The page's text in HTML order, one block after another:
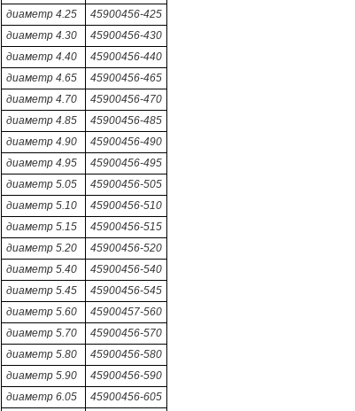
диаметр 4.25
45900456-425
диаметр 4.30
45900456-430
диаметр 4.40
45900456-440
диаметр 4.65
45900456-465
диаметр 4.70
45900456-470
диаметр 4.85
45900456-485
диаметр 4.90
45900456-490
диаметр 4.95
45900456-495
диаметр 5.05
45900456-505
диаметр 5.10
45900456-510
диаметр 5.15
45900456-515
диаметр 5.20
45900456-520
диаметр 5.40
45900456-540
диаметр 5.45
45900456-545
диаметр 5.60
45900457-560
диаметр 5.70
45900456-570
диаметр 5.80
45900456-580
диаметр 5.90
45900456-590
диаметр 6.05
45900456-605